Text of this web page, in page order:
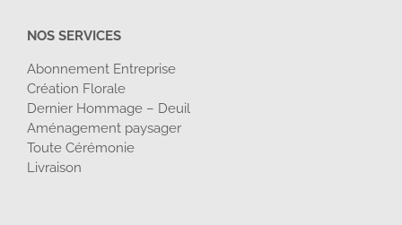
NOS SERVICES
Abonnement Entreprise
Création Florale
Dernier Hommage – Deuil
Aménagement paysager
Toute Cérémonie
Livraison